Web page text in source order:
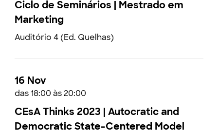
Ciclo de Seminários | Mestrado em
Marketing
Auditório 4 (Ed. Quelhas)
16 Nov
das 18:00 às 20:00
CEsA Thinks 2023 | Autocratic and
Democratic State-Centered Model